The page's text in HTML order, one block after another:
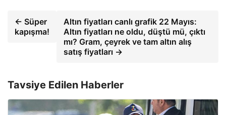
← Süper
kapışma!
Altın fiyatları canlı grafik 22 Mayıs:
Altın fiyatları ne oldu, düştü mü, çıktı
mı? Gram, çeyrek ve tam altın alış
satış fiyatları →
Tavsiye Edilen Haberler